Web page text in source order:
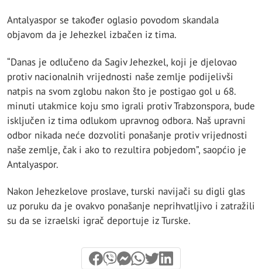
Antalyaspor se također oglasio povodom skandala
objavom da je Jehezkel izbačen iz tima.
“Danas je odlučeno da Sagiv Jehezkel, koji je djelovao
protiv nacionalnih vrijednosti naše zemlje podijelivši
natpis na svom zglobu nakon što je postigao gol u 68.
minuti utakmice koju smo igrali protiv Trabzonspora, bude
isključen iz tima odlukom upravnog odbora. Naš upravni
odbor nikada neće dozvoliti ponašanje protiv vrijednosti
naše zemlje, čak i ako to rezultira pobjedom”, saopćio je
Antalyaspor.
Nakon Jehezkelove proslave, turski navijači su digli glas
uz poruku da je ovakvo ponašanje neprihvatljivo i zatražili
su da se izraelski igrač deportuje iz Turske.